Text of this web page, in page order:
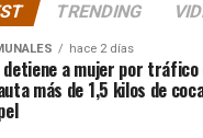
TRENDING
hace 2 días
detiene a mujer por tráfico
más de 1,5 kilos de